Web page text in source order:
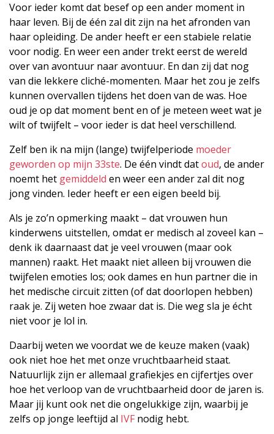
Voor ieder komt dat besef op een ander moment in
haar leven. Bij de één zal dit zijn na het afronden van
haar opleiding. De ander heeft er een stabiele relatie
voor nodig. En weer een ander trekt eerst de wereld
over van avontuur naar avontuur. En dan zij dat nog
van die lekkere cliché-momenten. Maar het zou je zelfs
kunnen overvallen tijdens het doen van de was. Hoe
oud je op dat moment bent en of je meteen weet wat je
wilt of twijfelt – voor ieder is dat heel verschillend.
Zelf ben ik na mijn (lange) twijfelperiode moeder
geworden op mijn 33ste. De één vindt datoud, de ander
noemt het gemiddeld en weer een ander zal dit nog
jong vinden. Ieder heeft er een eigen beeld bij.
Als je zo’n opmerking maakt – dat vrouwen hun
kinderwens uitstellen, omdat er medisch al zoveel kan –
denk ik daarnaast dat je veel vrouwen (maar ook
mannen) raakt. Het maakt niet alleen bij vrouwen die
twijfelen emoties los; ook dames en hun partner die in
het medische circuit zitten (of dat doorlopen hebben)
raak je. Zij weten hoe zwaar dat is. Die weg sla je écht
niet voor je lol in.
Daarbij weten we voordat we de keuze maken (vaak)
ook niet hoe het met onze vruchtbaarheid staat.
Natuurlijk zijn er allemaal grafiekjes en cijfertjes over
hoe het verloop van de vruchtbaarheid door de jaren is.
Maar jij kunt ook net die ongelukkige zijn, waarbij je
zelfs op jonge leeftijd al IVF nodig hebt.